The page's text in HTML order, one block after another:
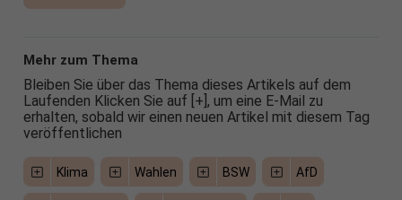
Mehr zum Thema
Bleiben Sie über das Thema dieses Artikels auf dem
Laufenden Klicken Sie auf [+], um eine E-Mail zu
erhalten, sobald wir einen neuen Artikel mit diesem Tag
veröffentlichen
Klima Wahlen BSW AfD